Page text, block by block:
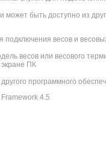
может быть доступно из
подключения весов и
весов или весового
ПК
программного
4.5